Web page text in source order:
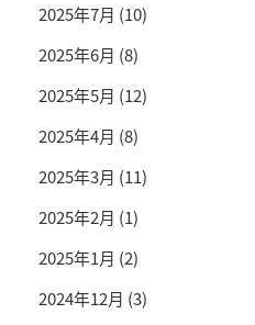
2025年7月 (10)
2025年6月 (8)
2025年5月 (12)
2025年4月 (8)
2025年3月 (11)
2025年2月 (1)
2025年1月 (2)
2024年12月 (3)